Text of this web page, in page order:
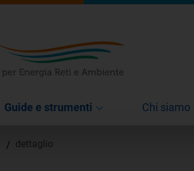
Guide e strumenti Chi siamo
/ dettaglio